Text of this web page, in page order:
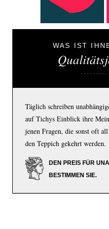
WAS IST
Täglich schreiben
auf Tichys Einblick ihre
jenen Fragen, die sonst oft
den Teppich gekehrt werden.
DEN PREIS FÜR
BESTIMMEN SIE.